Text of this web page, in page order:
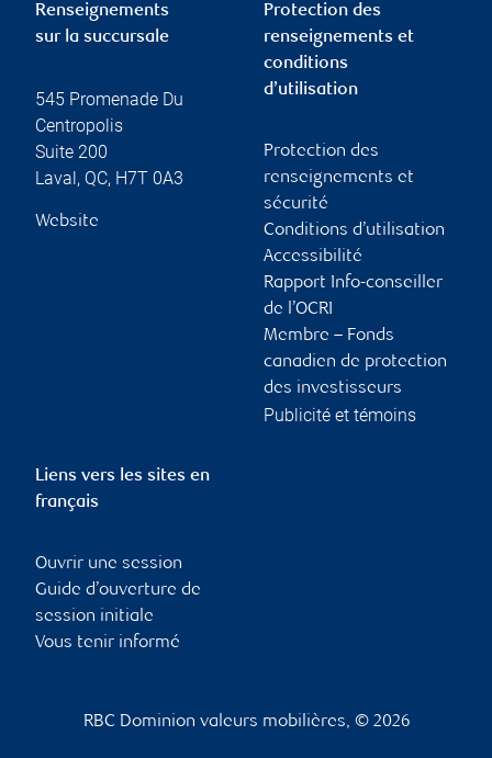
Renseignements
sur la succursale
545 Promenade Du
Centropolis
Suite 200
Laval, QC, H7T 0A3
Website
Protection des
renseignements et
conditions
d’utilisation
Protection des
renseignements et
sécurité
Conditions d’utilisation
Accessibilité
Rapport Info-conseiller
de l’OCRI
Membre – Fonds
canadien de protection
des investisseurs
Publicité et témoins
Liens vers les sites en
français
Ouvrir une session
Guide d’ouverture de
session initiale
Vous tenir informé
RBC Dominion valeurs mobilières, © 2026